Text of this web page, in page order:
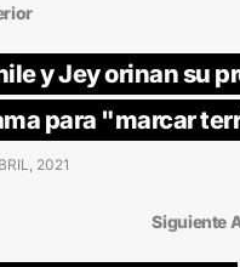
y Jey orinan su
para "marcar
2021
Siguiente